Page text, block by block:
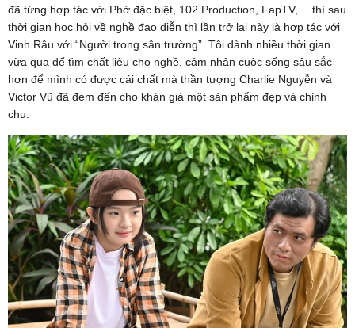
đã từng hợp tác với Phở đặc biệt, 102 Production, FapTV,… thì sau
thời gian học hỏi về nghề đạo diễn thì lần trở lại này là hợp tác với
Vinh Râu với “Người trong sân trường”. Tôi dành nhiều thời gian
vừa qua để tìm chất liệu cho nghề, cảm nhận cuộc sống sâu sắc
hơn để mình có được cái chất mà thần tượng Charlie Nguyễn và
Victor Vũ đã đem đến cho khán giả một sản phẩm đẹp và chỉnh
chu.